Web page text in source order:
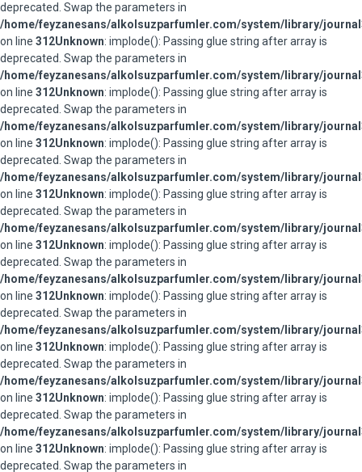
deprecated. Swap the parameters in
/home/feyzanesans/alkolsuzparfumler.com/system/library/
on line 312Unknown: implode(): Passing glue string after array is
deprecated. Swap the parameters in
/home/feyzanesans/alkolsuzparfumler.com/system/library/
on line 312Unknown: implode(): Passing glue string after array is
deprecated. Swap the parameters in
/home/feyzanesans/alkolsuzparfumler.com/system/library/
on line 312Unknown: implode(): Passing glue string after array is
deprecated. Swap the parameters in
/home/feyzanesans/alkolsuzparfumler.com/system/library/
on line 312Unknown: implode(): Passing glue string after array is
deprecated. Swap the parameters in
/home/feyzanesans/alkolsuzparfumler.com/system/library/
on line 312Unknown: implode(): Passing glue string after array is
deprecated. Swap the parameters in
/home/feyzanesans/alkolsuzparfumler.com/system/library/
on line 312Unknown: implode(): Passing glue string after array is
deprecated. Swap the parameters in
/home/feyzanesans/alkolsuzparfumler.com/system/library/
on line 312Unknown: implode(): Passing glue string after array is
deprecated. Swap the parameters in
/home/feyzanesans/alkolsuzparfumler.com/system/library/
on line 312Unknown: implode(): Passing glue string after array is
deprecated. Swap the parameters in
/home/feyzanesans/alkolsuzparfumler.com/system/library/
on line 312Unknown: implode(): Passing glue string after array is
deprecated. Swap the parameters in